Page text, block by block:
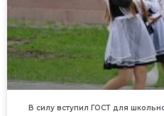
В силу вступил ГОСТ для